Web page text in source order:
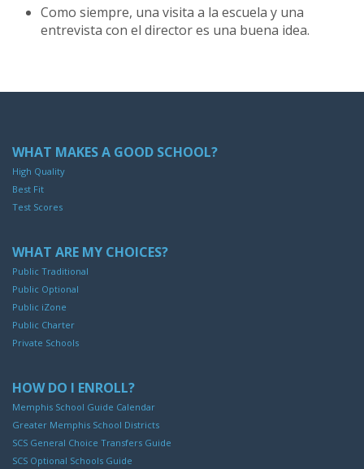
Como siempre, una visita a la escuela y una
entrevista con el director es una buena idea.
WHAT MAKES A GOOD SCHOOL?
High Quality
Best Fit
Test Scores
WHAT ARE MY CHOICES?
Public Traditional
Public Optional
Public iZone
Public Charter
Private Schools
HOW DO I ENROLL?
Memphis School Guide Calendar
Greater Memphis School Districts
SCS General Choice Transfers Guide
SCS Optional Schools Guide